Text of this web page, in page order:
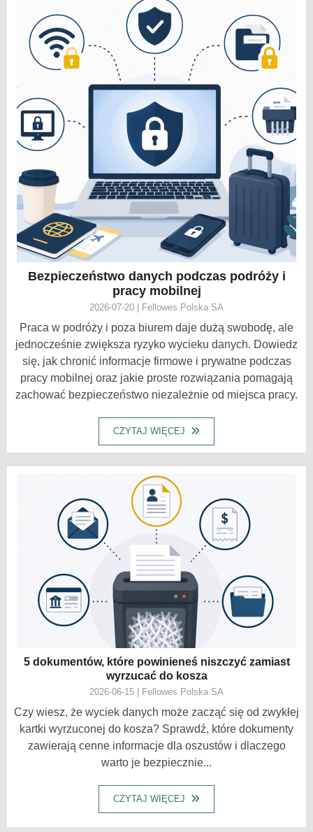
Bezpieczeństwo danych podczas podróży i
pracy mobilnej
2026-07-20 | Fellowes Polska SA
Praca w podróży i poza biurem daje dużą swobodę, ale
jednocześnie zwiększa ryzyko wycieku danych. Dowiedz
się, jak chronić informacje firmowe i prywatne podczas
pracy mobilnej oraz jakie proste rozwiązania pomagają
zachować bezpieczeństwo niezależnie od miejsca pracy.
CZYTAJ WIĘCEJ
5 dokumentów, które powinieneś niszczyć zamiast
wyrzucać do kosza
2026-06-15 | Fellowes Polska SA
Czy wiesz, że wyciek danych może zacząć się od zwykłej
kartki wyrzuconej do kosza? Sprawdź, które dokumenty
zawierają cenne informacje dla oszustów i dlaczego
warto je bezpiecznie...
CZYTAJ WIĘCEJ